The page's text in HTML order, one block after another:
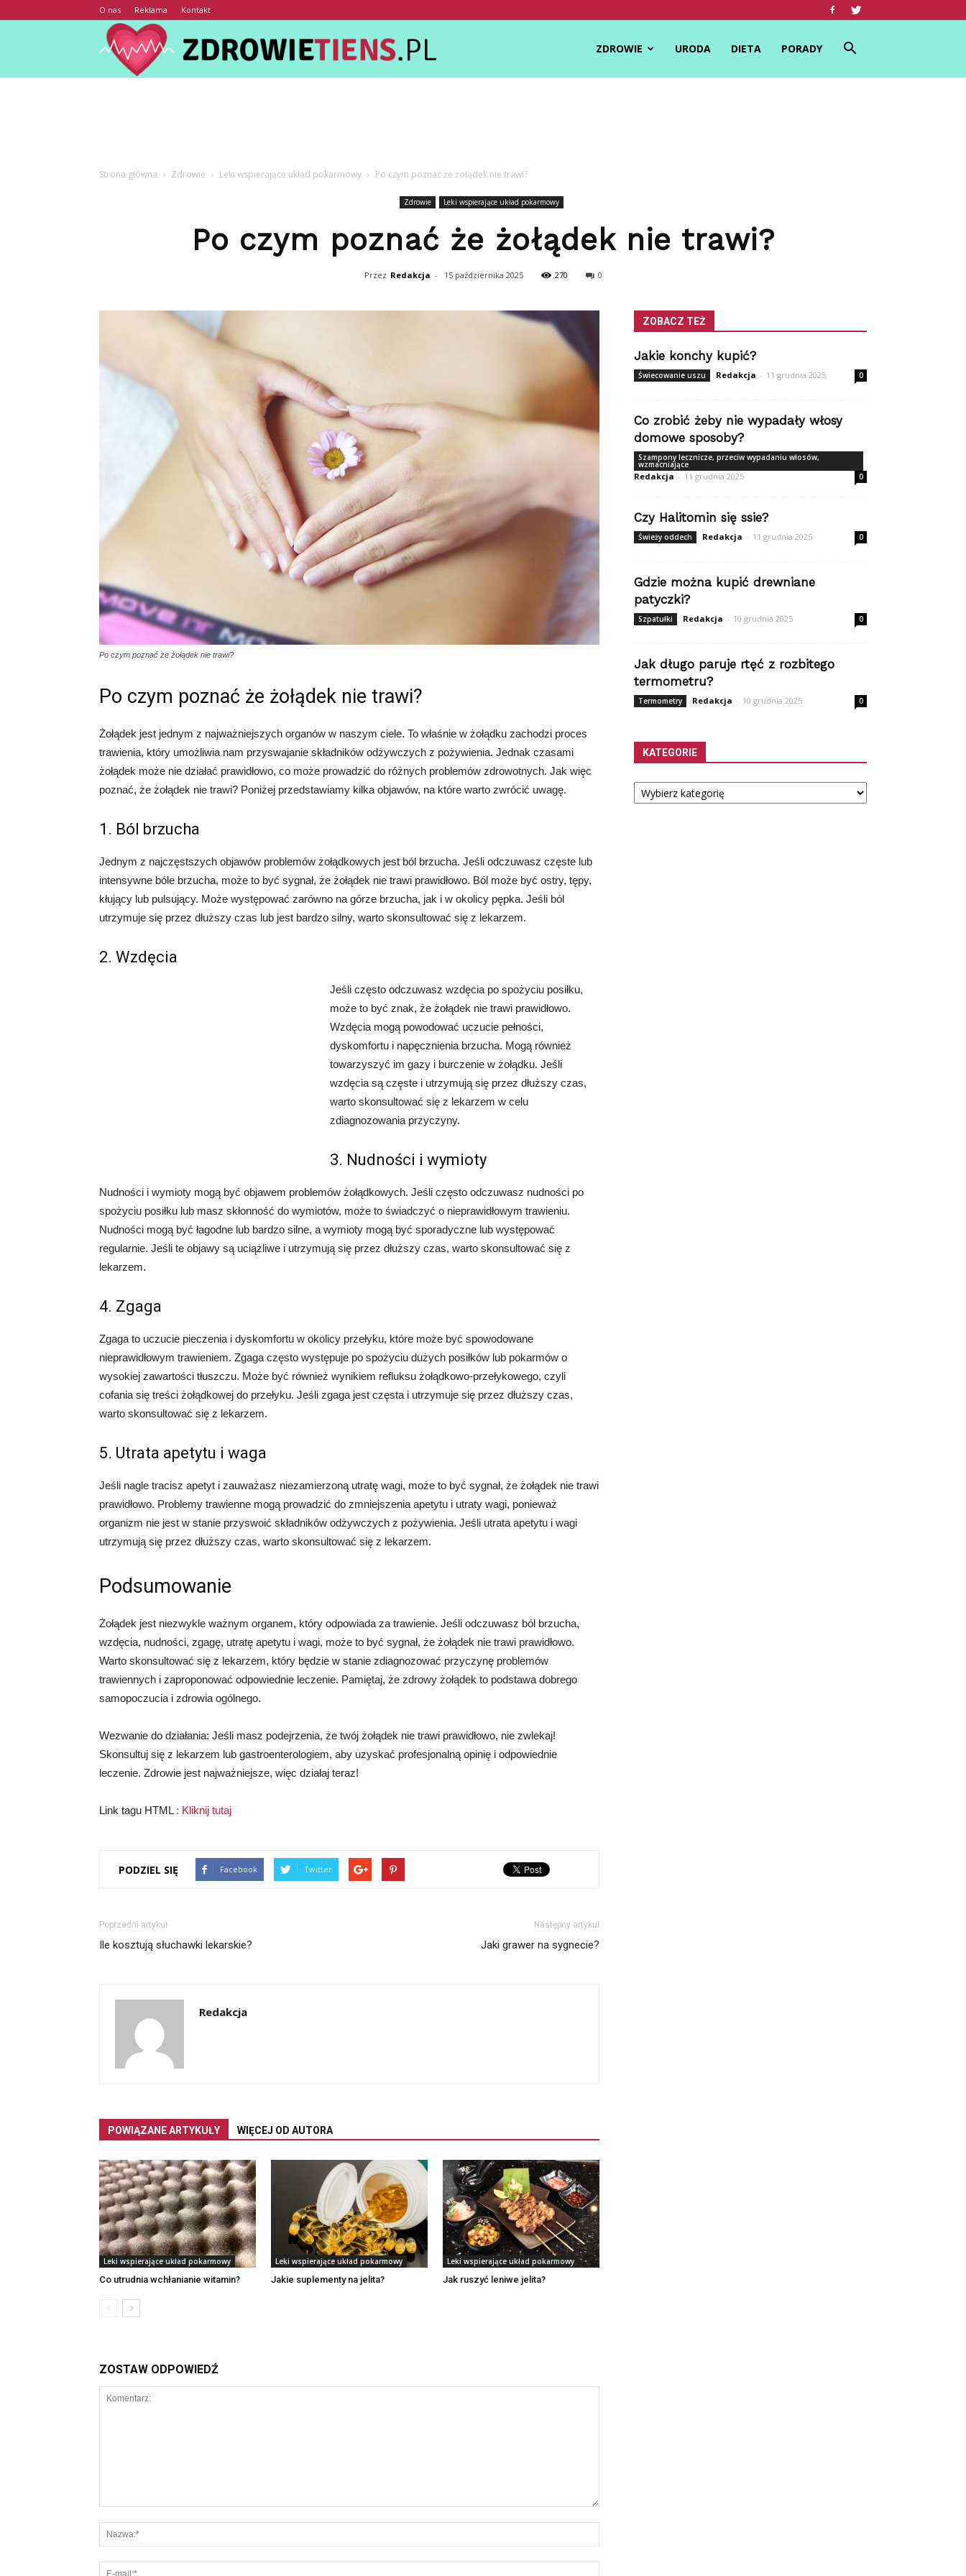
O nas Reklama Kontakt
ZDROWIE URODA DIETA PORADY
Strona główna Zdrowie Leki wspierające układ pokarmowy Po czym poznać że żołądek nie trawi?
Zdrowie Leki wspierające układ pokarmowy
Po czym poznać że żołądek nie trawi?
Przez Redakcja - 15 października 2025 270 0
Po czym poznać że żołądek nie trawi?
Po czym poznać że żołądek nie trawi?
Żołądek jest jednym z najważniejszych organów w naszym ciele. To właśnie w żołądku zachodzi proces
trawienia, który umożliwia nam przyswajanie składników odżywczych z pożywienia. Jednak czasami
żołądek może nie działać prawidłowo, co może prowadzić do różnych problemów zdrowotnych. Jak więc
poznać, że żołądek nie trawi? Poniżej przedstawiamy kilka objawów, na które warto zwrócić uwagę.
1. Ból brzucha
Jednym z najczęstszych objawów problemów żołądkowych jest ból brzucha. Jeśli odczuwasz częste lub
intensywne bóle brzucha, może to być sygnał, że żołądek nie trawi prawidłowo. Ból może być ostry, tępy,
kłujący lub pulsujący. Może występować zarówno na górze brzucha, jak i w okolicy pępka. Jeśli ból
utrzymuje się przez dłuższy czas lub jest bardzo silny, warto skonsultować się z lekarzem.
2. Wzdęcia
Jeśli często odczuwasz wzdęcia po spożyciu posiłku,
może to być znak, że żołądek nie trawi prawidłowo.
Wzdęcia mogą powodować uczucie pełności,
dyskomfortu i napęcznienia brzucha. Mogą również
towarzyszyć im gazy i burczenie w żołądku. Jeśli
wzdęcia są częste i utrzymują się przez dłuższy czas,
warto skonsultować się z lekarzem w celu
zdiagnozowania przyczyny.
3. Nudności i wymioty
Nudności i wymioty mogą być objawem problemów żołądkowych. Jeśli często odczuwasz nudności po
spożyciu posiłku lub masz skłonność do wymiotów, może to świadczyć o nieprawidłowym trawieniu.
Nudności mogą być łagodne lub bardzo silne, a wymioty mogą być sporadyczne lub występować
regularnie. Jeśli te objawy są uciążliwe i utrzymują się przez dłuższy czas, warto skonsultować się z
lekarzem.
4. Zgaga
Zgaga to uczucie pieczenia i dyskomfortu w okolicy przełyku, które może być spowodowane
nieprawidłowym trawieniem. Zgaga często występuje po spożyciu dużych posiłków lub pokarmów o
wysokiej zawartości tłuszczu. Może być również wynikiem refluksu żołądkowo-przełykowego, czyli
cofania się treści żołądkowej do przełyku. Jeśli zgaga jest częsta i utrzymuje się przez dłuższy czas,
warto skonsultować się z lekarzem.
5. Utrata apetytu i waga
Jeśli nagle tracisz apetyt i zauważasz niezamierzoną utratę wagi, może to być sygnał, że żołądek nie trawi
prawidłowo. Problemy trawienne mogą prowadzić do zmniejszenia apetytu i utraty wagi, ponieważ
organizm nie jest w stanie przyswoić składników odżywczych z pożywienia. Jeśli utrata apetytu i wagi
utrzymują się przez dłuższy czas, warto skonsultować się z lekarzem.
Podsumowanie
Żołądek jest niezwykle ważnym organem, który odpowiada za trawienie. Jeśli odczuwasz ból brzucha,
wzdęcia, nudności, zgagę, utratę apetytu i wagi, może to być sygnał, że żołądek nie trawi prawidłowo.
Warto skonsultować się z lekarzem, który będzie w stanie zdiagnozować przyczynę problemów
trawiennych i zaproponować odpowiednie leczenie. Pamiętaj, że zdrowy żołądek to podstawa dobrego
samopoczucia i zdrowia ogólnego.
Wezwanie do działania: Jeśli masz podejrzenia, że twój żołądek nie trawi prawidłowo, nie zwlekaj!
Skonsultuj się z lekarzem lub gastroenterologiem, aby uzyskać profesjonalną opinię i odpowiednie
leczenie. Zdrowie jest najważniejsze, więc działaj teraz!
Link tagu HTML : Kliknij tutaj
PODZIEL SIĘ Facebook Twitter
Poprzedni artykuł
Ile kosztują słuchawki lekarskie?
Następny artykuł
Jaki grawer na sygnecie?
Redakcja
POWIĄZANE ARTYKUŁY WIĘCEJ OD AUTORA
Leki wspierające układ pokarmowy
Co utrudnia wchłanianie witamin?
Leki wspierające układ pokarmowy
Jakie suplementy na jelita?
Leki wspierające układ pokarmowy
Jak ruszyć leniwe jelita?
ZOSTAW ODPOWIEDŹ
ZOBACZ TEŻ
Jakie konchy kupić?
Świecowanie uszu Redakcja - 11 grudnia 2025 0
Co zrobić żeby nie wypadały włosy
domowe sposoby?
Szampony lecznicze, przeciw wypadaniu włosów,
wzmacniające
Redakcja - 11 grudnia 2025 0
Czy Halitomin się ssie?
Świeży oddech Redakcja - 11 grudnia 2025 0
Gdzie można kupić drewniane
patyczki?
Szpatułki Redakcja - 10 grudnia 2025 0
Jak długo paruje rtęć z rozbitego
termometru?
Termometry Redakcja - 10 grudnia 2025 0
KATEGORIE
Kategorie